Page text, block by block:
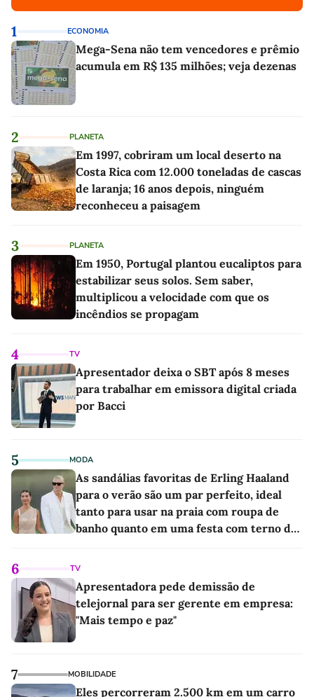
1 ECONOMIA
Mega-Sena não tem vencedores e prêmio
acumula em R$ 135 milhões; veja dezenas
2 PLANETA
Em 1997, cobriram um local deserto na
Costa Rica com 12.000 toneladas de cascas
de laranja; 16 anos depois, ninguém
reconheceu a paisagem
3 PLANETA
Em 1950, Portugal plantou eucaliptos para
estabilizar seus solos. Sem saber,
multiplicou a velocidade com que os
incêndios se propagam
4 TV
Apresentador deixa o SBT após 8 meses
para trabalhar em emissora digital criada
por Bacci
5 MODA
As sandálias favoritas de Erling Haaland
para o verão são um par perfeito, ideal
tanto para usar na praia com roupa de
banho quanto em uma festa com terno de
6 TV
Apresentadora pede demissão de
telejornal para ser gerente em empresa:
"Mais tempo e paz"
7 MOBILIDADE
Eles percorreram 2.500 km em um carro